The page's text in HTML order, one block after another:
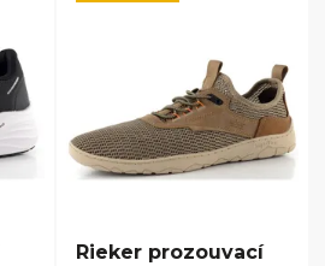
Rieker prozouvací